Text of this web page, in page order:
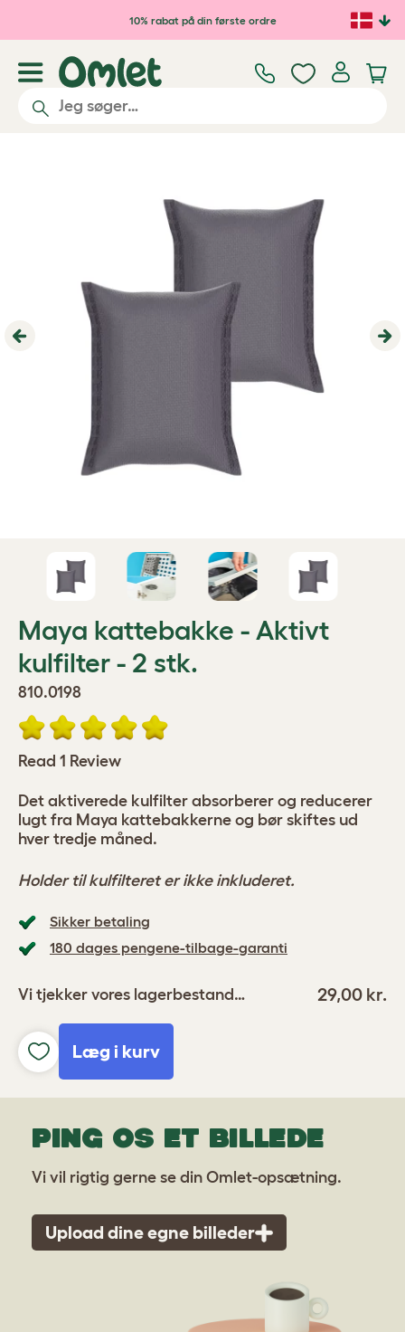
Gå til hovedindhold10% rabat på din første ordre
Previous
Maya kattebakke - Aktivt
kulfilter - 2 stk.
810.0198
Read 1 Review
Sikker betaling
180 dages pengene-tilbage-garanti
Vi tjekker vores lagerbestand… 29,00 kr.
Læg i kurv
Det aktiverede kulfilter absorberer og reducerer
lugt fra Maya kattebakkerne og bør skiftes ud
hver tredje måned.
Holder til kulfilteret er ikke inkluderet.
PING OS ET BILLEDE
Vi vil rigtig gerne se din Omlet-opsætning.
Upload dine egne billeder